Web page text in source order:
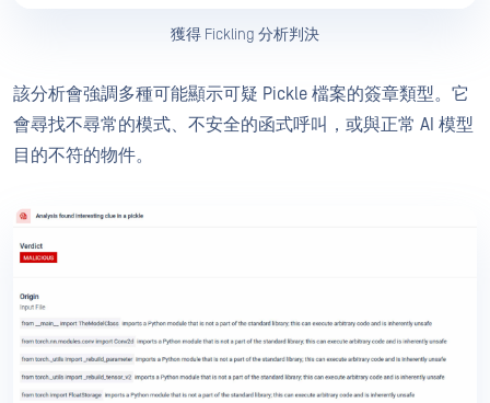
獲得 Fickling 分析判決
該分析會強調多種可能顯示可疑 Pickle 檔案的簽章類型。它
會尋找不尋常的模式、不安全的函式呼叫，或與正常 AI 模型
目的不符的物件。